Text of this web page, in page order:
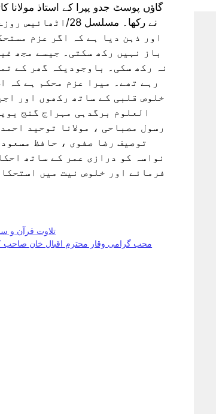
گاؤں پوسٹ جدو پپرا کے استاذ مولانا
نے رکھا۔ مسلسل
اور ذہن دیا ہے کہ اگر عزم
باز نہیں رکھ سکتی۔ جیسے مجھ
نہ رکھ سکی۔ باوجودیکہ گھر کے
رہے تھے۔ میرا عزم محکم ہے کہ
خلوص قلبی کے ساتھ رکھوں اور
العلوم برگدہی مہراج گنج
رسول مصباحی ، مولانا توحید
توصیف رضا صفوی ، حافظ
نواسہ کو درازی عمر کے ساتھ
فرمائے اور خلوص نیت میں
تلاوت قرآن و
محب گرامی وقار محترم اقبال خان صاحب